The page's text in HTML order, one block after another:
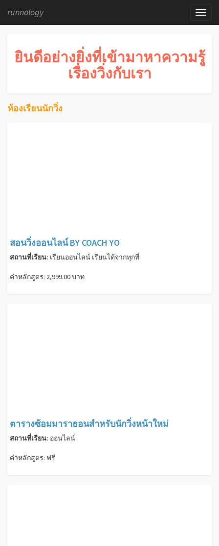
runnology
ยินดีอย่างยิ่งที่เข้ามาหาความรู้
เรื่องวิ่งกับเรา
ห้องเรียนนักวิ่ง
สอนวิ่งออนไลน์ BY COACH YO
สถานที่เรียน: เรียนออนไลน์ เรียนได้จากทุกที่
ค่าหลักสูตร: 2,999.00 บาท
ตารางซ้อมมาราธอนสำหรับนักวิ่งหน้าใหม่
สถานที่เรียน: ออนไลน์
ค่าหลักสูตร: ฟรี